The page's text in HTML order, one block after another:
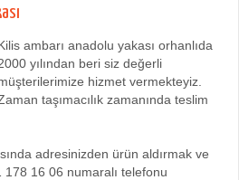
Kurumsal
iletişim
ambarı anadolu yakası orhanlıda
yılından beri siz değerli
hizmet vermekteyiz.
taşımacılık zamanında teslim
adresinizden ürün aldırmak ve
16 06 numaralı telefonu